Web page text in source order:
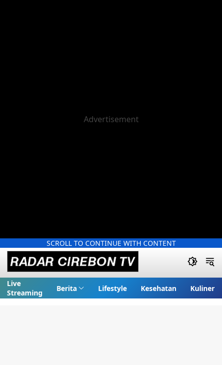
SCROLL TO CONTINUE WITH CONTENT
Live
Streaming
Berita Lifestyle Kesehatan Kuliner